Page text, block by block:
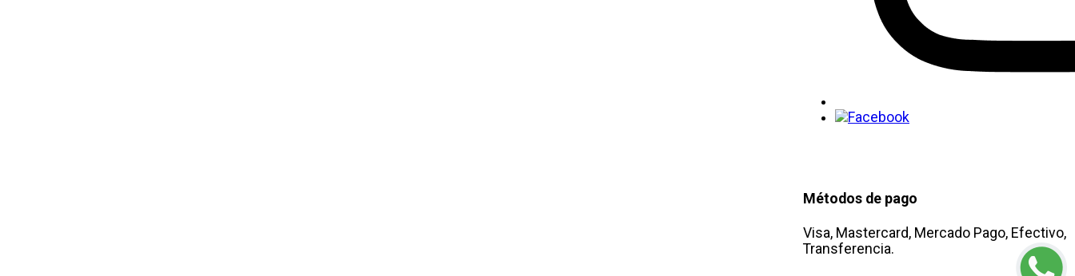
Métodos de pago
Visa, Mastercard, Mercado Pago, Efectivo,
Transferencia.